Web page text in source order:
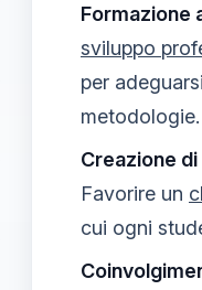
Formazione
sviluppo
per
metodologie.
Creazione
Favorire un
cui ogni